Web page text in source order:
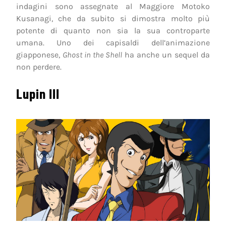
indagini sono assegnate al Maggiore Motoko
Kusanagi, che da subito si dimostra molto più
potente di quanto non sia la sua controparte
umana. Uno dei capisaldi dell’animazione
giapponese, Ghost in the Shell ha anche un sequel da
non perdere.
Lupin III